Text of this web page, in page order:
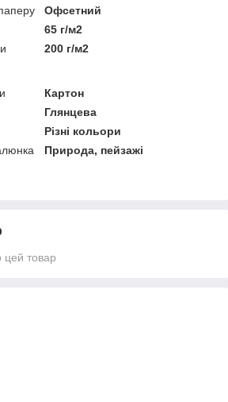
Офсетний
65 г/м2
200 г/м2
Картон
Глянцева
Різні кольори
Природа, пейзажі
цей товар